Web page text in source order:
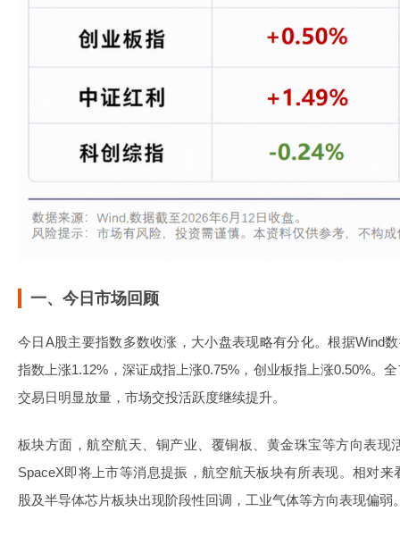
一、今日市场回顾
今日A股主要指数多数收涨，大小盘表现略有分化。根据Wind
指数上涨1.12%，深证成指上涨0.75%，创业板指上涨0.50%。
交易日明显放量，市场交投活跃度继续提升。
板块方面，航空航天、铜产业、覆铜板、黄金珠宝等方向表现
SpaceX即将上市等消息提振，航空航天板块有所表现。相对
股及半导体芯片板块出现阶段性回调，工业气体等方向表现偏弱